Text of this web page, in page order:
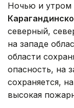
Ночью и утром
северный,
на западе
области
опасность, на
сохраняется,
высокая